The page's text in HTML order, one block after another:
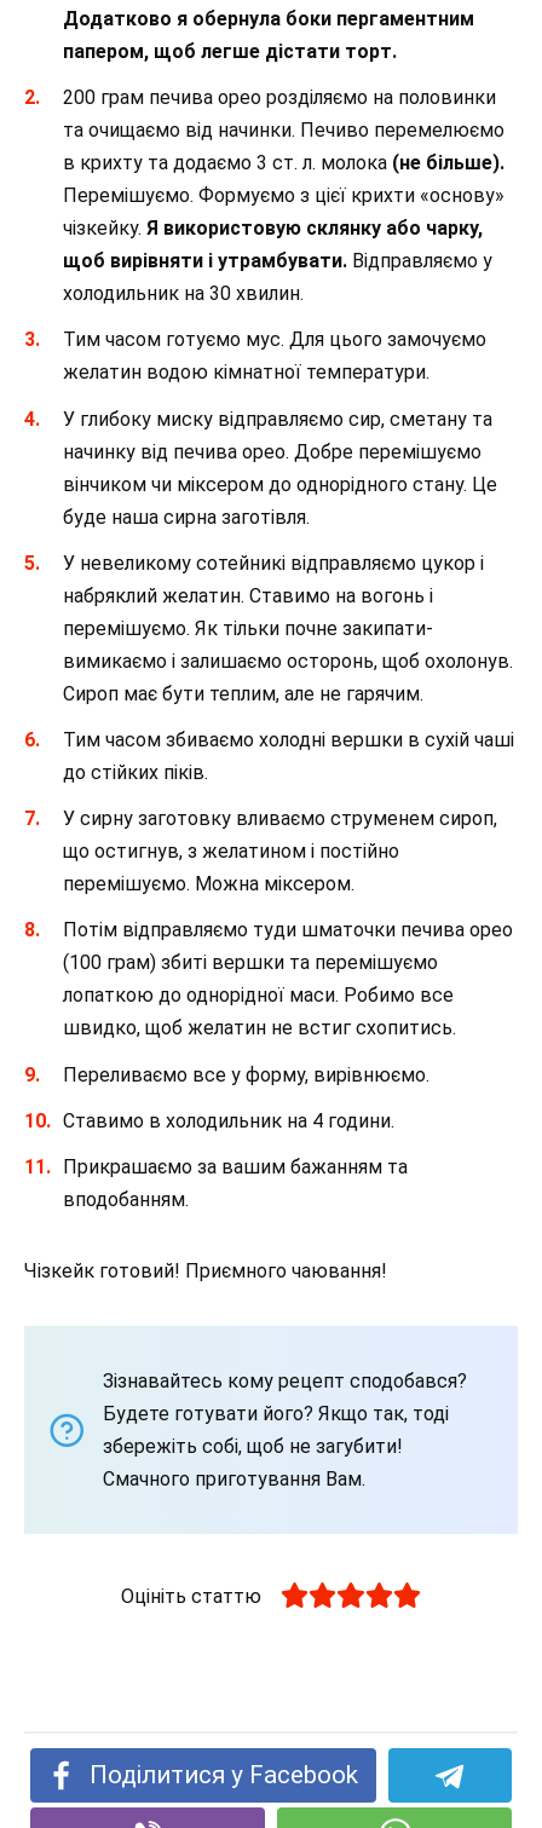
Додатково я обернула боки пергаментним
папером, щоб легше дістати торт.
200 грам печива орео розділяємо на половинки
та очищаємо від начинки. Печиво перемелюємо
в крихту та додаємо 3 ст. л. молока (не більше).
Перемішуємо. Формуємо з цієї крихти «основу»
чізкейку. Я використовую склянку або чарку,
щоб вирівняти і утрамбувати. Відправляємо у
холодильник на 30 хвилин.
Тим часом готуємо мус. Для цього замочуємо
желатин водою кімнатної температури.
У глибоку миску відправляємо сир, сметану та
начинку від печива орео. Добре перемішуємо
вінчиком чи міксером до однорідного стану. Це
буде наша сирна заготівля.
У невеликому сотейникі відправляємо цукор і
набряклий желатин. Ставимо на вогонь і
перемішуємо. Як тільки почне закипати-
вимикаємо і залишаємо осторонь, щоб охолонув.
Сироп має бути теплим, але не гарячим.
Тим часом збиваємо холодні вершки в сухій чаші
до стійких піків.
У сирну заготовку вливаємо струменем сироп,
що остигнув, з желатином і постійно
перемішуємо. Можна міксером.
Потім відправляємо туди шматочки печива орео
(100 грам) збиті вершки та перемішуємо
лопаткою до однорідної маси. Робимо все
швидко, щоб желатин не встиг схопитись.
Переливаємо все у форму, вирівнюємо.
Ставимо в холодильник на 4 години.
Прикрашаємо за вашим бажанням та
вподобанням.
Чізкейк готовий! Приємного чаювання!
Зізнавайтесь кому рецепт сподобався?
Будете готувати його? Якщо так, тоді
збережіть собі, щоб не загубити!
Смачного приготування Вам.
Оцініть статтю
Поділитися у Facebook